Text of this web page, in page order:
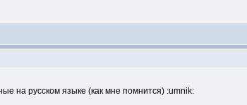
на русском языке (как мне помнится) :umnik: